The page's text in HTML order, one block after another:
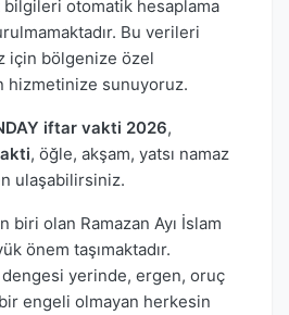
bilgileri otomatik hesaplama
Bu verileri
için bölgenize özel
hizmetinize sunuyoruz.
iftar vakti 2026,
, öğle, akşam, yatsı namaz
ulaşabilirsiniz.
biri olan Ramazan Ayı İslam
önem taşımaktadır.
yerinde, ergen, oruç
engeli olmayan herkesin